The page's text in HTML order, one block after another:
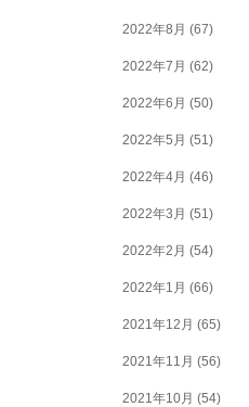
2022年8月 (67)
2022年7月 (62)
2022年6月 (50)
2022年5月 (51)
2022年4月 (46)
2022年3月 (51)
2022年2月 (54)
2022年1月 (66)
2021年12月 (65)
2021年11月 (56)
2021年10月 (54)